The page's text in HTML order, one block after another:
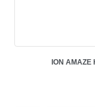
ION AMAZE